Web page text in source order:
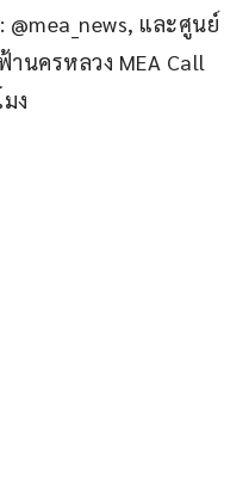
และศูนย์
นครหลวง MEA Call
ง